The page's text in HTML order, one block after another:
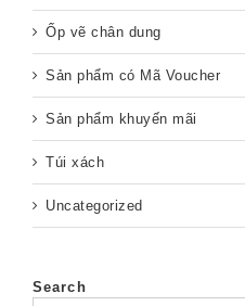
Ốp vẽ chân dung
Sản phẩm có Mã Voucher
Sản phẩm khuyến mãi
Túi xách
Uncategorized
Search